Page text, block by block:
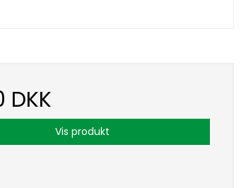
DKK
Vis produkt